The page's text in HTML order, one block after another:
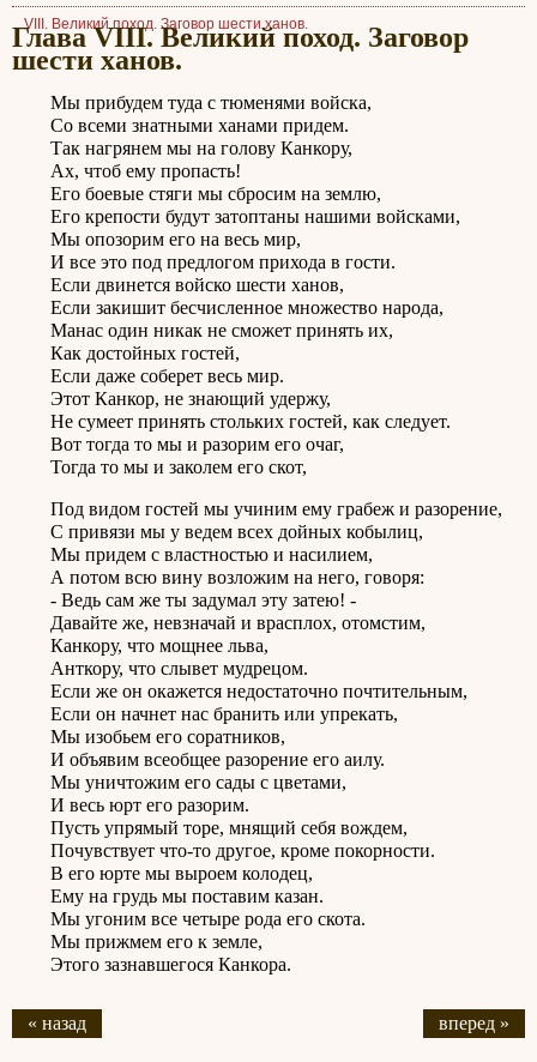
VIII. Великий поход. Заговор шести ханов.
Глава VIII. Великий поход. Заговор
шести ханов.
Мы прибудем туда с тюменями войска,
Со всеми знатными ханами придем.
Так нагрянем мы на голову Канкору,
Ах, чтоб ему пропасть!
Его боевые стяги мы сбросим на землю,
Его крепости будут затоптаны нашими войсками,
Мы опозорим его на весь мир,
И все это под предлогом прихода в гости.
Если двинется войско шести ханов,
Если закишит бесчисленное множество народа,
Манас один никак не сможет принять их,
Как достойных гостей,
Если даже соберет весь мир.
Этот Канкор, не знающий удержу,
Не сумеет принять стольких гостей, как следует.
Вот тогда то мы и разорим его очаг,
Тогда то мы и заколем его скот,
Под видом гостей мы учиним ему грабеж и разорение,
С привязи мы у ведем всех дойных кобылиц,
Мы придем с властностью и насилием,
А потом всю вину возложим на него, говоря:
- Ведь сам же ты задумал эту затею! -
Давайте же, невзначай и врасплох, отомстим,
Канкору, что мощнее льва,
Анткору, что слывет мудрецом.
Если же он окажется недостаточно почтительным,
Если он начнет нас бранить или упрекать,
Мы изобьем его соратников,
И объявим всеобщее разорение его аилу.
Мы уничтожим его сады с цветами,
И весь юрт его разорим.
Пусть упрямый торе, мнящий себя вождем,
Почувствует что-то другое, кроме покорности.
В его юрте мы выроем колодец,
Ему на грудь мы поставим казан.
Мы угоним все четыре рода его скота.
Мы прижмем его к земле,
Этого зазнавшегося Канкора.
« назад вперед »